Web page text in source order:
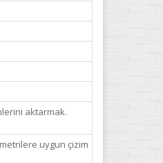
aktarmak.
uygun çizim